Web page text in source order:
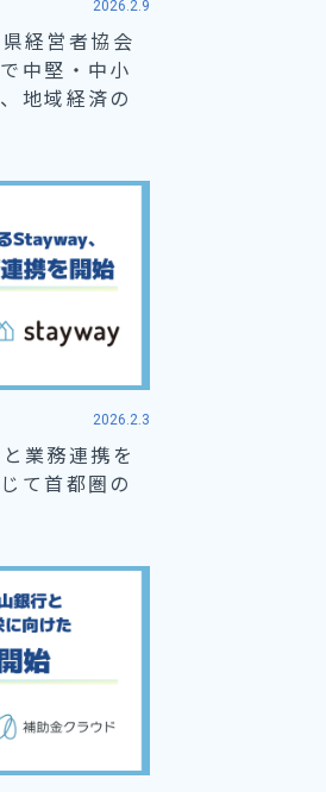
2026.2.9
経営者協会
中堅・中小
地域経済の
2026.2.3
業務連携を
て首都圏の